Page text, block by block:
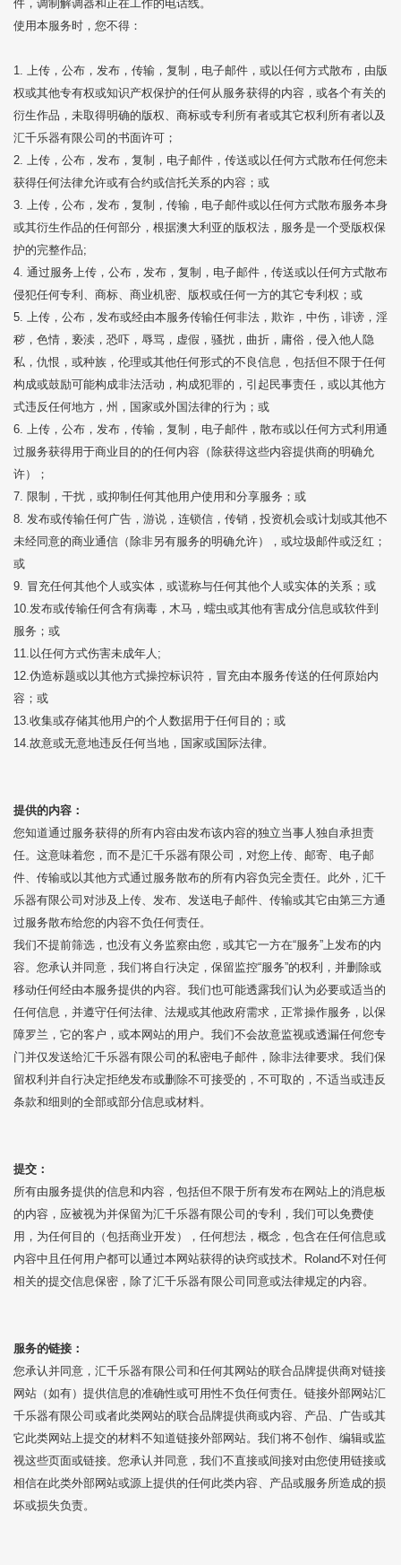
件，调制解调器和正在工作的电话线。
使用本服务时，您不得：
1. 上传，公布，发布，传输，复制，电子邮件，或以任何方式散布，由版
权或其他专有权或知识产权保护的任何从服务获得的内容，或各个有关的
衍生作品，未取得明确的版权、商标或专利所有者或其它权利所有者以及
汇千乐器有限公司的书面许可；
2. 上传，公布，发布，复制，电子邮件，传送或以任何方式散布任何您未
获得任何法律允许或有合约或信托关系的内容；或
3. 上传，公布，发布，复制，传输，电子邮件或以任何方式散布服务本身
或其衍生作品的任何部分，根据澳大利亚的版权法，服务是一个受版权保
护的完整作品;
4. 通过服务上传，公布，发布，复制，电子邮件，传送或以任何方式散布
侵犯任何专利、商标、商业机密、版权或任何一方的其它专利权；或
5. 上传，公布，发布或经由本服务传输任何非法，欺诈，中伤，诽谤，淫
秽，色情，亵渎，恐吓，辱骂，虚假，骚扰，曲折，庸俗，侵入他人隐
私，仇恨，或种族，伦理或其他任何形式的不良信息，包括但不限于任何
构成或鼓励可能构成非法活动，构成犯罪的，引起民事责任，或以其他方
式违反任何地方，州，国家或外国法律的行为；或
6. 上传，公布，发布，传输，复制，电子邮件，散布或以任何方式利用通
过服务获得用于商业目的的任何内容（除获得这些内容提供商的明确允
许）；
7. 限制，干扰，或抑制任何其他用户使用和分享服务；或
8. 发布或传输任何广告，游说，连锁信，传销，投资机会或计划或其他不
未经同意的商业通信（除非另有服务的明确允许），或垃圾邮件或泛红；
或
9. 冒充任何其他个人或实体，或谎称与任何其他个人或实体的关系；或
10.发布或传输任何含有病毒，木马，蠕虫或其他有害成分信息或软件到
服务；或
11.以任何方式伤害未成年人;
12.伪造标题或以其他方式操控标识符，冒充由本服务传送的任何原始内
容；或
13.收集或存储其他用户的个人数据用于任何目的；或
14.故意或无意地违反任何当地，国家或国际法律。
提供的内容：
您知道通过服务获得的所有内容由发布该内容的独立当事人独自承担责
任。这意味着您，而不是汇千乐器有限公司，对您上传、邮寄、电子邮
件、传输或以其他方式通过服务散布的所有内容负完全责任。此外，汇千
乐器有限公司对涉及上传、发布、发送电子邮件、传输或其它由第三方通
过服务散布给您的内容不负任何责任。
我们不提前筛选，也没有义务监察由您，或其它一方在“服务”上发布的内
容。您承认并同意，我们将自行决定，保留监控“服务”的权利，并删除或
移动任何经由本服务提供的内容。我们也可能透露我们认为必要或适当的
任何信息，并遵守任何法律、法规或其他政府需求，正常操作服务，以保
障罗兰，它的客户，或本网站的用户。我们不会故意监视或透漏任何您专
门并仅发送给汇千乐器有限公司的私密电子邮件，除非法律要求。我们保
留权利并自行决定拒绝发布或删除不可接受的，不可取的，不适当或违反
条款和细则的全部或部分信息或材料。
提交：
所有由服务提供的信息和内容，包括但不限于所有发布在网站上的消息板
的内容，应被视为并保留为汇千乐器有限公司的专利，我们可以免费使
用，为任何目的（包括商业开发），任何想法，概念，包含在任何信息或
内容中且任何用户都可以通过本网站获得的诀窍或技术。Roland不对任何
相关的提交信息保密，除了汇千乐器有限公司同意或法律规定的内容。
服务的链接：
您承认并同意，汇千乐器有限公司和任何其网站的联合品牌提供商对链接
网站（如有）提供信息的准确性或可用性不负任何责任。链接外部网站汇
千乐器有限公司或者此类网站的联合品牌提供商或内容、产品、广告或其
它此类网站上提交的材料不知道链接外部网站。我们将不创作、编辑或监
视这些页面或链接。您承认并同意，我们不直接或间接对由您使用链接或
相信在此类外部网站或源上提供的任何此类内容、产品或服务所造成的损
坏或损失负责。